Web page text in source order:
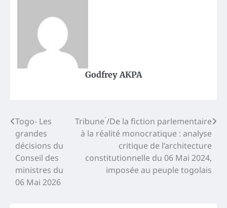
Godfrey AKPA
Post
navigation
Togo- Les
grandes
décisions du
Conseil des
ministres du
06 Mai 2026
Tribune ́/De la fiction parlementaire
à la réalité monocratique : analyse
critique de l’architecture
constitutionnelle du 06 Mai 2024,
imposée au peuple togolais